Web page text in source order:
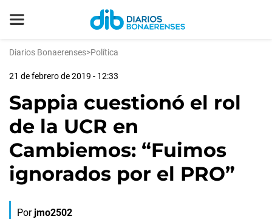
Diarios Bonaerenses>Política
21 de febrero de 2019 - 12:33
Sappia cuestionó el rol
de la UCR en
Cambiemos: “Fuimos
ignorados por el PRO”
Por jmo2502